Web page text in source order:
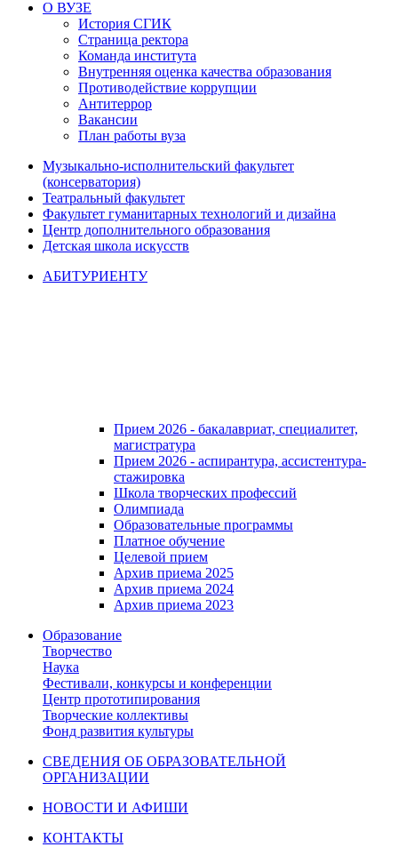
О ВУЗЕ
История СГИК
Страница ректора
Команда института
Внутренняя оценка качества образования
Противодействие коррупции
Антитеррор
Вакансии
План работы вуза
Музыкально-исполнительский факультет
(консерватория)
Театральный факультет
Факультет гуманитарных технологий и дизайна
Центр дополнительного образования
Детская школа искусств
АБИТУРИЕНТУ
Прием 2026 - бакалавриат, специалитет,
магистратура
Прием 2026 - аспирантура, ассистентура-
стажировка
Школа творческих профессий
Олимпиада
Образовательные программы
Платное обучение
Целевой прием
Архив приема 2025
Архив приема 2024
Архив приема 2023
Образование
Творчество
Наука
Фестивали, конкурсы и конференции
Центр прототипирования
Творческие коллективы
Фонд развития культуры
СВЕДЕНИЯ ОБ ОБРАЗОВАТЕЛЬНОЙ
ОРГАНИЗАЦИИ
НОВОСТИ И АФИШИ
КОНТАКТЫ